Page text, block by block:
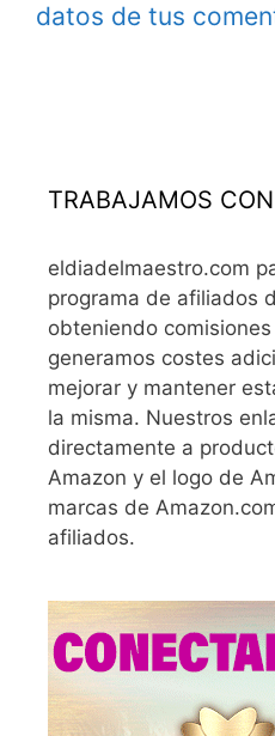
datos de tus
TRABAJAMOS
eldiadelmaestro.com
programa de afiliados
obteniendo
generamos costes
mejorar y mantener
la misma. Nuestros
directamente a
Amazon y el logo de
marcas de
afiliados.